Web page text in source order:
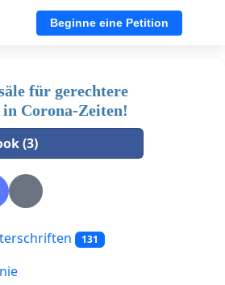
Beginne eine Petition
für gerechtere
Corona-Zeiten!
(3)
131